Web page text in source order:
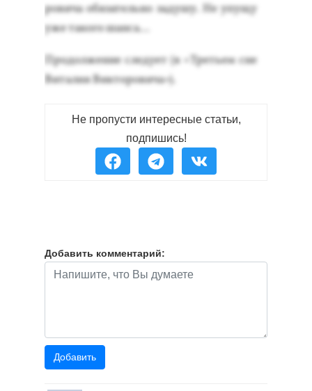
рови­ча обя­затель­но за­душу. Не упу­щу
уже та­кого шан­са…
Про­дол­же­ние сле­ду­ет (в «Треть­ем сне
Ви­талия Вик­то­рови­ча»).
Не пропусти интересные статьи,
подпишись!
Добавить комментарий: